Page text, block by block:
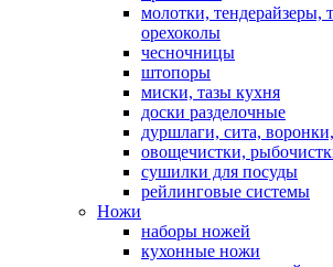
молотки, тендерайзеры,
орехоколы
чесночницы
штопоры
миски, тазы кухня
доски разделочные
дуршлаги, сита,
овощечистки,
сушилки для посуды
рейлинговые системы
Ножи
наборы ножей
кухонные ножи